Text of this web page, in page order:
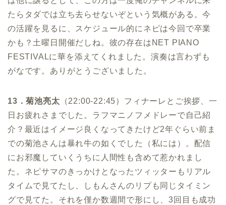
たらタダでは立ち去らせないぞという気概がある。今
の活躍を見るに、スケジュール的にネピは今回で卒業
かも？土曜日開催だしね。彼の存在はNET PIANO
FESTIVALに華を添えてくれました。演奏は言わずも
がなです。ありがとうございました。
13．菊池亮太 （22:00-22:45）フィナーレとご挨拶、一
日お疲れさまでした。ラフマニノフメドレーで自己紹
介？最近はイメージ良くなってきたけど2年ぐらい前ま
での菊池さんは暴れ牛の如くでした（私には）。配信
にお邪魔していくうちに人間性も含めて惹かれまし
た。ネピサマのきっかけとなったツィッターもリアル
タイムで見てたし、しもんさんのリプも同じタイミン
グで見てた。それを僅か数週間で形にし、3回目も成功